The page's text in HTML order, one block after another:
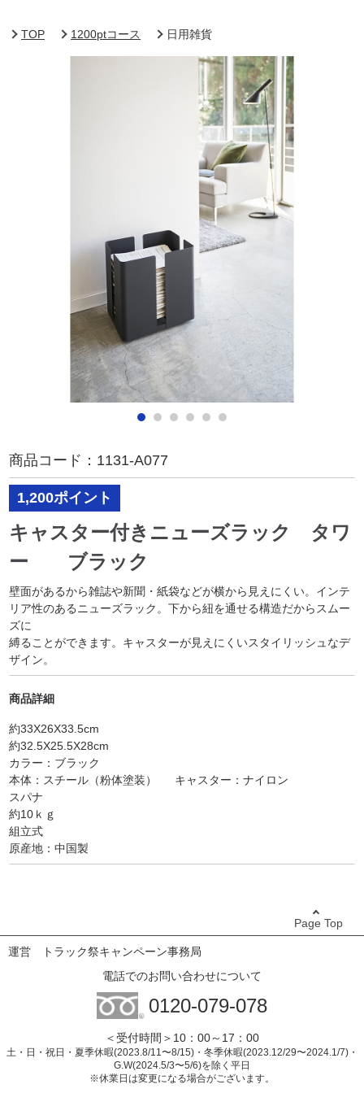
TOP 1200ptコース 日用雑貨
商品コード： 1131-A077
1,200ポイント
キャスター付きニューズラック タワ
ー ブラック
壁面があるから雑誌や新聞・紙袋などが横から見えにくい。インテ
リア性のあるニューズラック。下から紐を通せる構造だからスムー
ズに
縛ることができます。キャスターが見えにくいスタイリッシュなデ
ザイン。
商品詳細
約33X26X33.5cm
約32.5X25.5X28cm
カラー：ブラック
本体：スチール（粉体塗装） キャスター：ナイロン
スパナ
約10ｋｇ
組立式
原産地：中国製
Page Top
運営 トラック祭キャンペーン事務局
電話でのお問い合わせについて
0120-079-078
＜受付時間＞10：00～17：00
土・日・祝日・夏季休暇(2023.8/11〜8/15)・冬季休暇(2023.12/29〜2024.1/7)・
G.W(2024.5/3〜5/6)を除く平日
※休業日は変更になる場合がございます。